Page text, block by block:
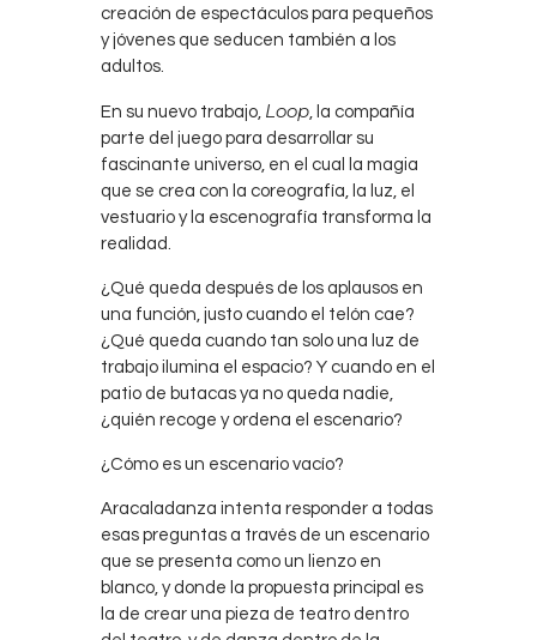
creación de espectáculos para pequeños
y jóvenes que seducen también a los
adultos.
En su nuevo trabajo, Loop, la compañía
parte del juego para desarrollar su
fascinante universo, en el cual la magia
que se crea con la coreografía, la luz, el
vestuario y la escenografía transforma la
realidad.
¿Qué queda después de los aplausos en
una función, justo cuando el telón cae?
¿Qué queda cuando tan solo una luz de
trabajo ilumina el espacio? Y cuando en el
patio de butacas ya no queda nadie,
¿quién recoge y ordena el escenario?
¿Cómo es un escenario vacío?
Aracaladanza intenta responder a todas
esas preguntas a través de un escenario
que se presenta como un lienzo en
blanco, y donde la propuesta principal es
la de crear una pieza de teatro dentro